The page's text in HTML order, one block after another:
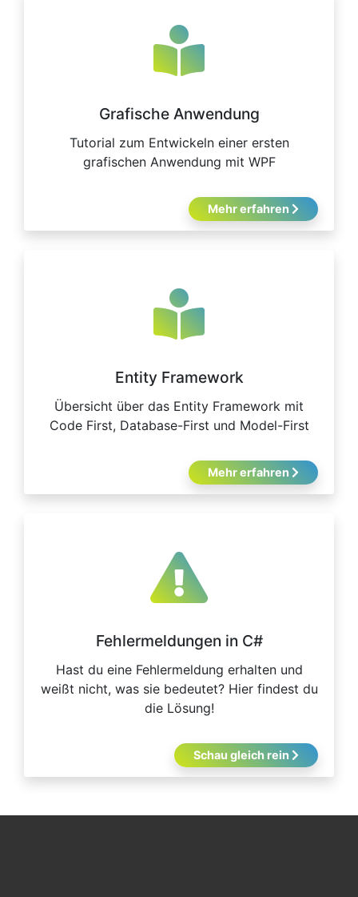
Grafische Anwendung
Tutorial zum Entwickeln einer ersten
grafischen Anwendung mit WPF
Mehr erfahren
Entity Framework
Übersicht über das Entity Framework mit
Code First, Database-First und Model-First
Mehr erfahren
Fehlermeldungen in C#
Hast du eine Fehlermeldung erhalten und
weißt nicht, was sie bedeutet? Hier findest du
die Lösung!
Schau gleich rein